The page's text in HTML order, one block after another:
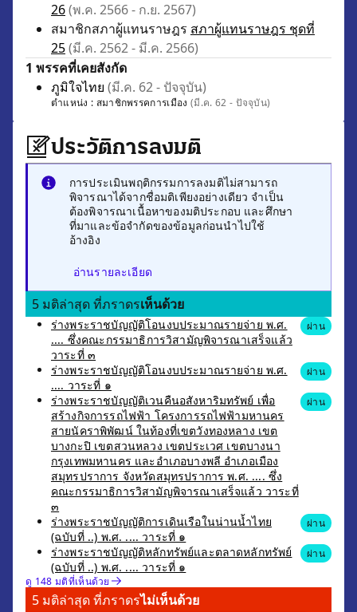
26(พ.ค. 2566 - ก.ย. 2567)
สมาชิกสภาผู้แทนราษฎร สภาผู้แทนราษฎร ชุดที่
25(มี.ค. 2562 - มี.ค. 2566)
1 พรรคที่เคยสังกัด
ภูมิใจไทย (มี.ค. 62 - ปัจจุบัน)
ตำแหน่ง : สมาชิกพรรคการเมือง(มี.ค. 62 - ปัจจุบัน)
ประวัติการลงมติ
การประเมินพฤติกรรมการลงมติไม่สามารถ
พิจารณาได้จากชื่อมติเพียงอย่างเดียว จำเป็น
ต้องพิจารณาเนื้อหาของมติประกอบ และศึกษา
ที่มาและข้อจำกัดของข้อมูลก่อนนำไปใช้
อ้างอิง
อ่านรายละเอียด
5 มติล่าสุด ที่ภราดรเห็นด้วย
ร่างพระราชบัญญัติโอนงบประมาณรายจ่าย พ.ศ.
.... ซึ่งคณะกรรมาธิการวิสามัญพิจารณาเสร็จแล้ว
วาระที่ ๓
ผ่าน
ร่างพระราชบัญญัติโอนงบประมาณรายจ่าย พ.ศ.
.... วาระที่ ๑
ผ่าน
ร่างพระราชบัญญัติเวนคืนอสังหาริมทรัพย์ เพื่อ
สร้างกิจการรถไฟฟ้า โครงการรถไฟฟ้ามหานคร
สายนัคราพิพัฒน์ ในท้องที่เขตวังทองหลาง เขต
บางกะปิ เขตสวนหลวง เขตประเวศ เขตบางนา
กรุงเทพมหานคร และอำเภอบางพลี อำเภอเมือง
สมุทรปราการ จังหวัดสมุทรปราการ พ.ศ. .... ซึ่ง
คณะกรรมาธิการวิสามัญพิจารณาเสร็จแล้ว วาระที่
๓
ผ่าน
ร่างพระราชบัญญัติการเดินเรือในน่านน้ำไทย
(ฉบับที่ ..) พ.ศ. .... วาระที่ ๑
ผ่าน
ร่างพระราชบัญญัติหลักทรัพย์และตลาดหลักทรัพย์
(ฉบับที่ ..) พ.ศ. .... วาระที่ ๑
ผ่าน
ดู 148 มติที่เห็นด้วย
5 มติล่าสุด ที่ภราดรไม่เห็นด้วย